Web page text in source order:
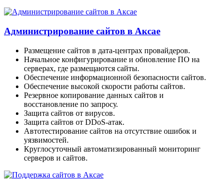
Администрирование сайтов в Аксае
Размещение сайтов в дата-центрах провайдеров.
Начальное конфигурирование и обновление ПО на
серверах, где размещаются сайты.
Обеспечение информационной безопасности сайтов.
Обеспечение высокой скорости работы сайтов.
Резервное копирование данных сайтов и
восстановление по запросу.
Защита сайтов от вирусов.
Защита сайтов от DDoS-атак.
Автотестирование сайтов на отсутствие ошибок и
уязвимостей.
Круглосуточный автоматизированный мониторинг
серверов и сайтов.